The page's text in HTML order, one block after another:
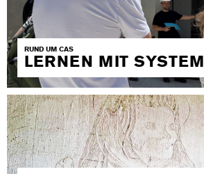
RUND UM CAS
LERNEN MIT SYSTEM